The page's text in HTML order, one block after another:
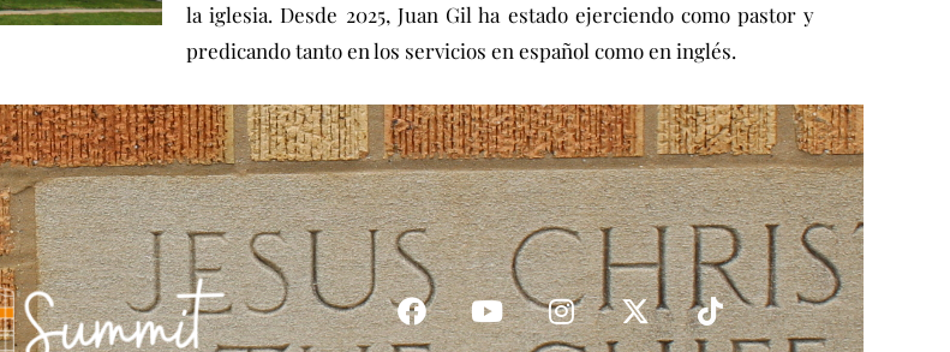
la iglesia. Desde 2025, Juan Gil ha estado ejerciendo como pastor y
predicando tanto en los servicios en español como en inglés.